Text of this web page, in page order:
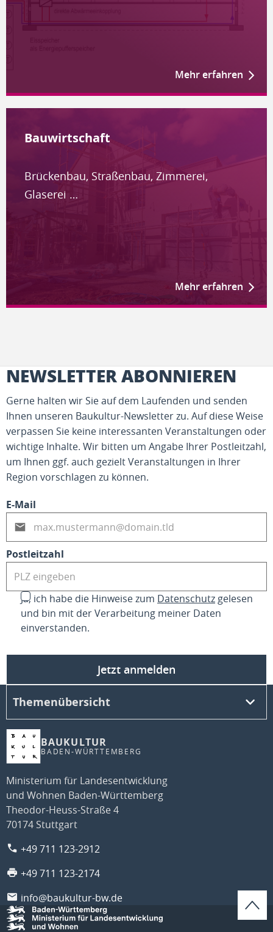
Mehr erfahren
Bauwirtschaft
Brückenbau, Straßenbau, Zimmerei,
Glaserei …
Mehr erfahren
NEWSLETTER ABONNIEREN
Gerne halten wir Sie auf dem Laufenden und senden
Ihnen unseren Baukultur-Newsletter zu. Auf diese Weise
verpassen Sie keine interessanten Veranstaltungen oder
wichtige Inhalte. Wir bitten um Angabe Ihrer Postleitzahl,
um Ihnen ggf. auch gezielt Veranstaltungen in Ihrer
Region vorschlagen zu können.
E-Mail
Postleitzahl
Ja, ich habe die Hinweise zum Datenschutz gelesen
und bin mit der Verarbeitung meiner Daten
einverstanden.
Jetzt anmelden
BAUKULTUR
BADEN-WÜRTTEMBERG
Ministerium für Landesentwicklung
und Wohnen Baden-Württemberg
Theodor-Heuss-Straße 4
70174 Stuttgart
+49 711 123-2912
+49 711 123-2174
info@baukultur-bw.de
Themenübersicht